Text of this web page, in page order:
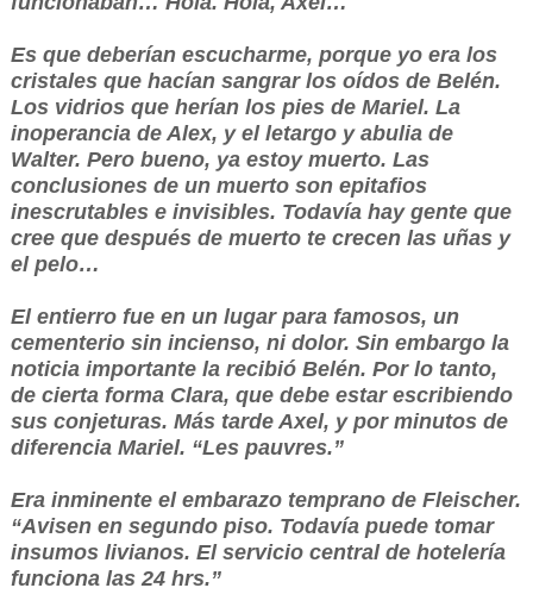
Es que deberían escucharme, porque yo era los
cristales que hacían sangrar los oídos de Belén.
Los vidrios que herían los pies de Mariel. La
inoperancia de Alex, y el letargo y abulia de
Walter. Pero bueno, ya estoy muerto. Las
conclusiones de un muerto son epitafios
inescrutables e invisibles. Todavía hay gente que
cree que después de muerto te crecen las uñas y
el pelo…
El entierro fue en un lugar para famosos, un
cementerio sin incienso, ni dolor. Sin embargo la
noticia importante la recibió Belén. Por lo tanto,
de cierta forma Clara, que debe estar escribiendo
sus conjeturas. Más tarde Axel, y por minutos de
diferencia Mariel. “Les pauvres.”
Era inminente el embarazo temprano de Fleischer.
“Avisen en segundo piso. Todavía puede tomar
insumos livianos. El servicio central de hotelería
funciona las 24 hrs.”